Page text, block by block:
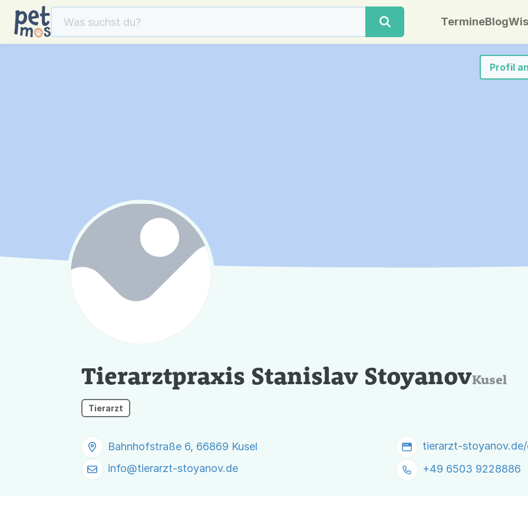
TermineBlog
Profil
Tierarztpraxis Stanislav StoyanovKusel
Tierarzt
Bahnhofstraße 6, 66869 Kusel
tierarzt-
info@tierarzt-stoyanov.de +49 6503 9228886